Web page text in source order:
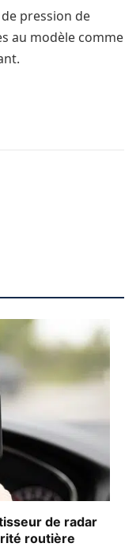
pression de
au modèle comme
de radar
routière